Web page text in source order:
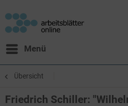
Menü
Übersicht
Friedrich Schiller: